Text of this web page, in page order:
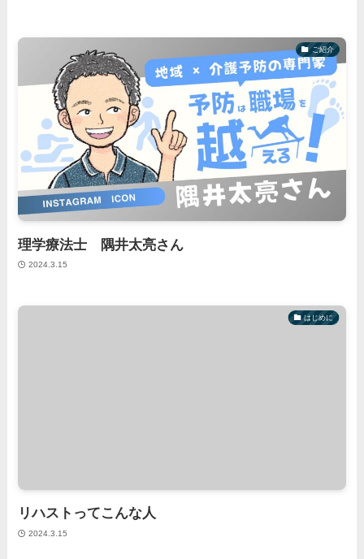
ご紹介
理学療法士 隅井太亮さん
2024.3.15
はじめに
リハストってこんな人
2024.3.15